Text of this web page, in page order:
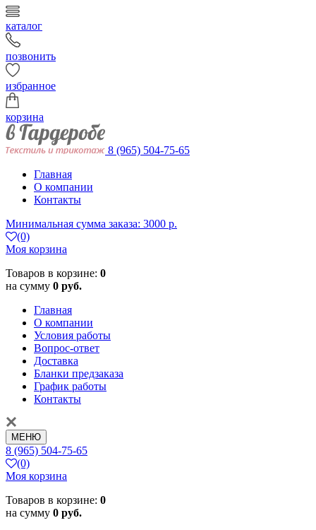
каталог
позвонить
избранное
корзина
8 (965) 504-75-65
Главная
О компании
Контакты
Минимальная сумма заказа: 3000 р.
(0)
Моя корзина
Товаров в корзине: 0
на сумму 0 руб.
Главная
О компании
Условия работы
Вопрос-ответ
Доставка
Бланки предзаказа
График работы
Контакты
МЕНЮ
8 (965) 504-75-65
(0)
Моя корзина
Товаров в корзине: 0
на сумму 0 руб.